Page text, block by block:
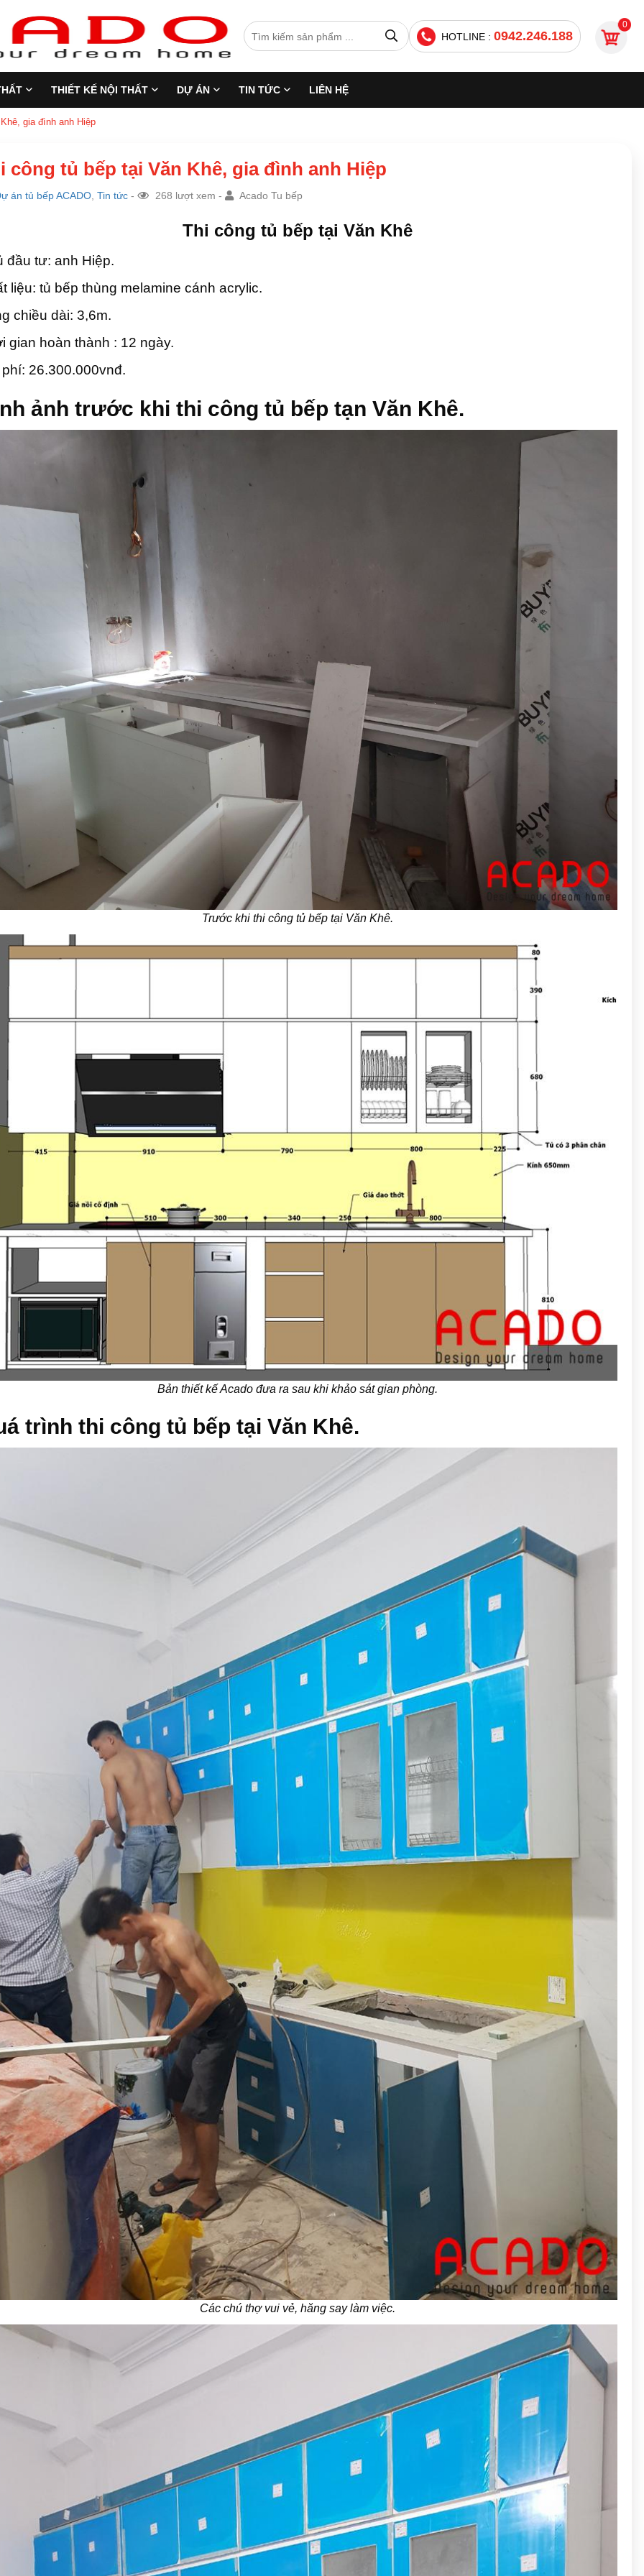
HOTLINE : 0942.246.188
0
THIẾT KẾ NỘI THẤT DỰ ÁN TIN TỨC LIÊN HỆ
gia đình anh Hiệp
công tủ bếp tại Văn Khê, gia đình anh Hiệp
án tủ bếp ACADO Tin tức - 268 lượt xem - Acado Tu bếp
Thi công tủ bếp tại Văn Khê
đầu tư: anh Hiệp.
liệu: tủ bếp thùng melamine cánh acrylic.
chiều dài: 3,6m.
gian hoàn thành : 12 ngày.
26.300.000vnđ.
ảnh trước khi thi công tủ bếp tạn Văn Khê.
Trước khi thi công tủ bếp tại Văn Khê.
Bản thiết kế Acado đưa ra sau khi khảo sát gian phòng.
trình thi công tủ bếp tại Văn Khê.
Các chú thợ vui vẻ, hăng say làm việc.